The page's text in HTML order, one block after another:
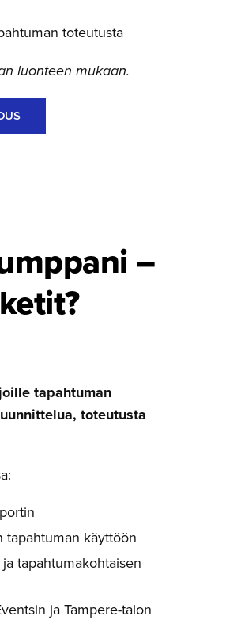
toteutusta
luonteen mukaan.
–
tapahtuman
toteutusta
tapahtuman käyttöön
tapahtumakohtaisen
ja Tampere-talon